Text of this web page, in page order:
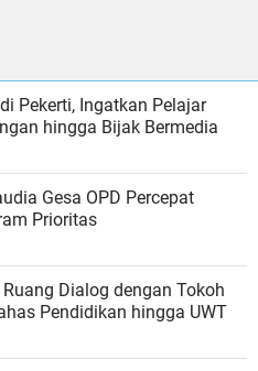
Pekerti, Ingatkan Pelajar
hingga Bijak Bermedia
Gesa OPD Percepat
Prioritas
Dialog dengan Tokoh
Pendidikan hingga UWT